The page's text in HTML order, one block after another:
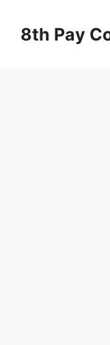
content8th Pay